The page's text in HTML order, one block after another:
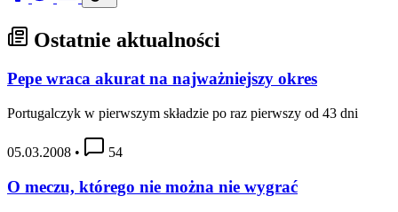
Ostatnie aktualności
Pepe wraca akurat na najważniejszy okres
Portugalczyk w pierwszym składzie po raz pierwszy od 43 dni
05.03.2008 • 54
O meczu, którego nie można nie wygrać